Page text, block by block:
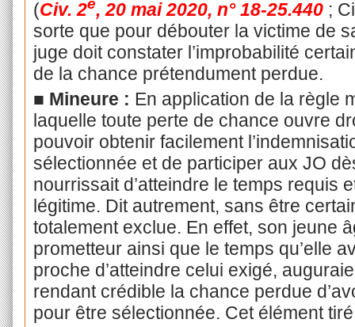
(Civ. 2e, 20 mai 2020, n° 18-25.440 ;
sorte que pour débouter la victime de
juge doit constater l’improbabilité
de la chance prétendument perdue.
■ Mineure : En application de la règle
laquelle toute perte de chance ouvre
pouvoir obtenir facilement
sélectionnée et de participer aux JO
nourrissait d’atteindre le temps requis
légitime. Dit autrement, sans être
totalement exclue. En effet, son jeune
prometteur ainsi que le temps qu’elle
proche d’atteindre celui exigé,
rendant crédible la chance perdue
pour être sélectionnée. Cet élément